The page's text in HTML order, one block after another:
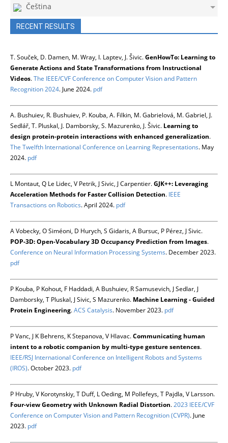
Čeština
RECENT RESULTS
T. Souček, D. Damen, M. Wray, I. Laptev, J. Šivic.GenHowTo: Learning to
Generate Actions and State Transformations from Instructional
Videos.The IEEE/CVF Conference on Computer Vision and Pattern
Recognition 2024. June 2024. pdf
A. Bushuiev, R. Bushuiev, P. Kouba, A. Filkin, M. Gabrielová, M. Gabriel, J.
Sedlář, T. Pluskal, J. Damborsky, S. Mazurenko, J. Šivic. Learning to
design protein-protein interactions with enhanced generalization.
The Twelfth International Conference on Learning Representations. May
2024. pdf
L Montaut, Q Le Lidec, V Petrik, J Sivic, J Carpentier.GJK++: Leveraging
Acceleration Methods for Faster Collision Detection. IEEE
Transactions on Robotics. April 2024. pdf
A Vobecky, O Siméoni, D Hurych, S Gidaris, A Bursuc, P Pérez, J Sivic.
POP-3D: Open-Vocabulary 3D Occupancy Prediction from Images.
Conference on Neural Information Processing Systems. December 2023.
pdf
P Kouba, P Kohout, F Haddadi, A Bushuiev, R Samusevich, J Sedlar, J
Damborsky, T Pluskal, J Sivic, S Mazurenko. Machine Learning - Guided
Protein Engineering.ACS Catalysis. November 2023. pdf
P Vanc, J K Behrens, K Stepanova, V Hlavac.Communicating human
intent to a robotic companion by multi-type gesture sentences.
IEEE/RSJ International Conference on Intelligent Robots and Systems
(IROS). October 2023. pdf
P Hruby, V Korotynskiy, T Duff, L Oeding, M Pollefeys, T Pajdla, V Larsson.
Four-view Geometry with Unknown Radial Distortion.2023 IEEE/CVF
Conference on Computer Vision and Pattern Recognition (CVPR). June
2023. pdf